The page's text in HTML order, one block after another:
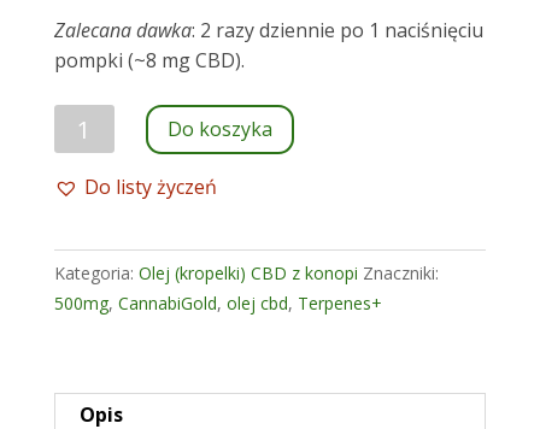
Zalecana dawka: 2 razy dziennie po 1 naciśnięciu
pompki (~8 mg CBD).
ilość
Olej
CBD
500mg
Do koszyka
Do listy życzeń
Kategoria: Olej (kropelki) CBD z konopi Znaczniki:
500mg, CannabiGold, olej cbd, Terpenes+
Opis